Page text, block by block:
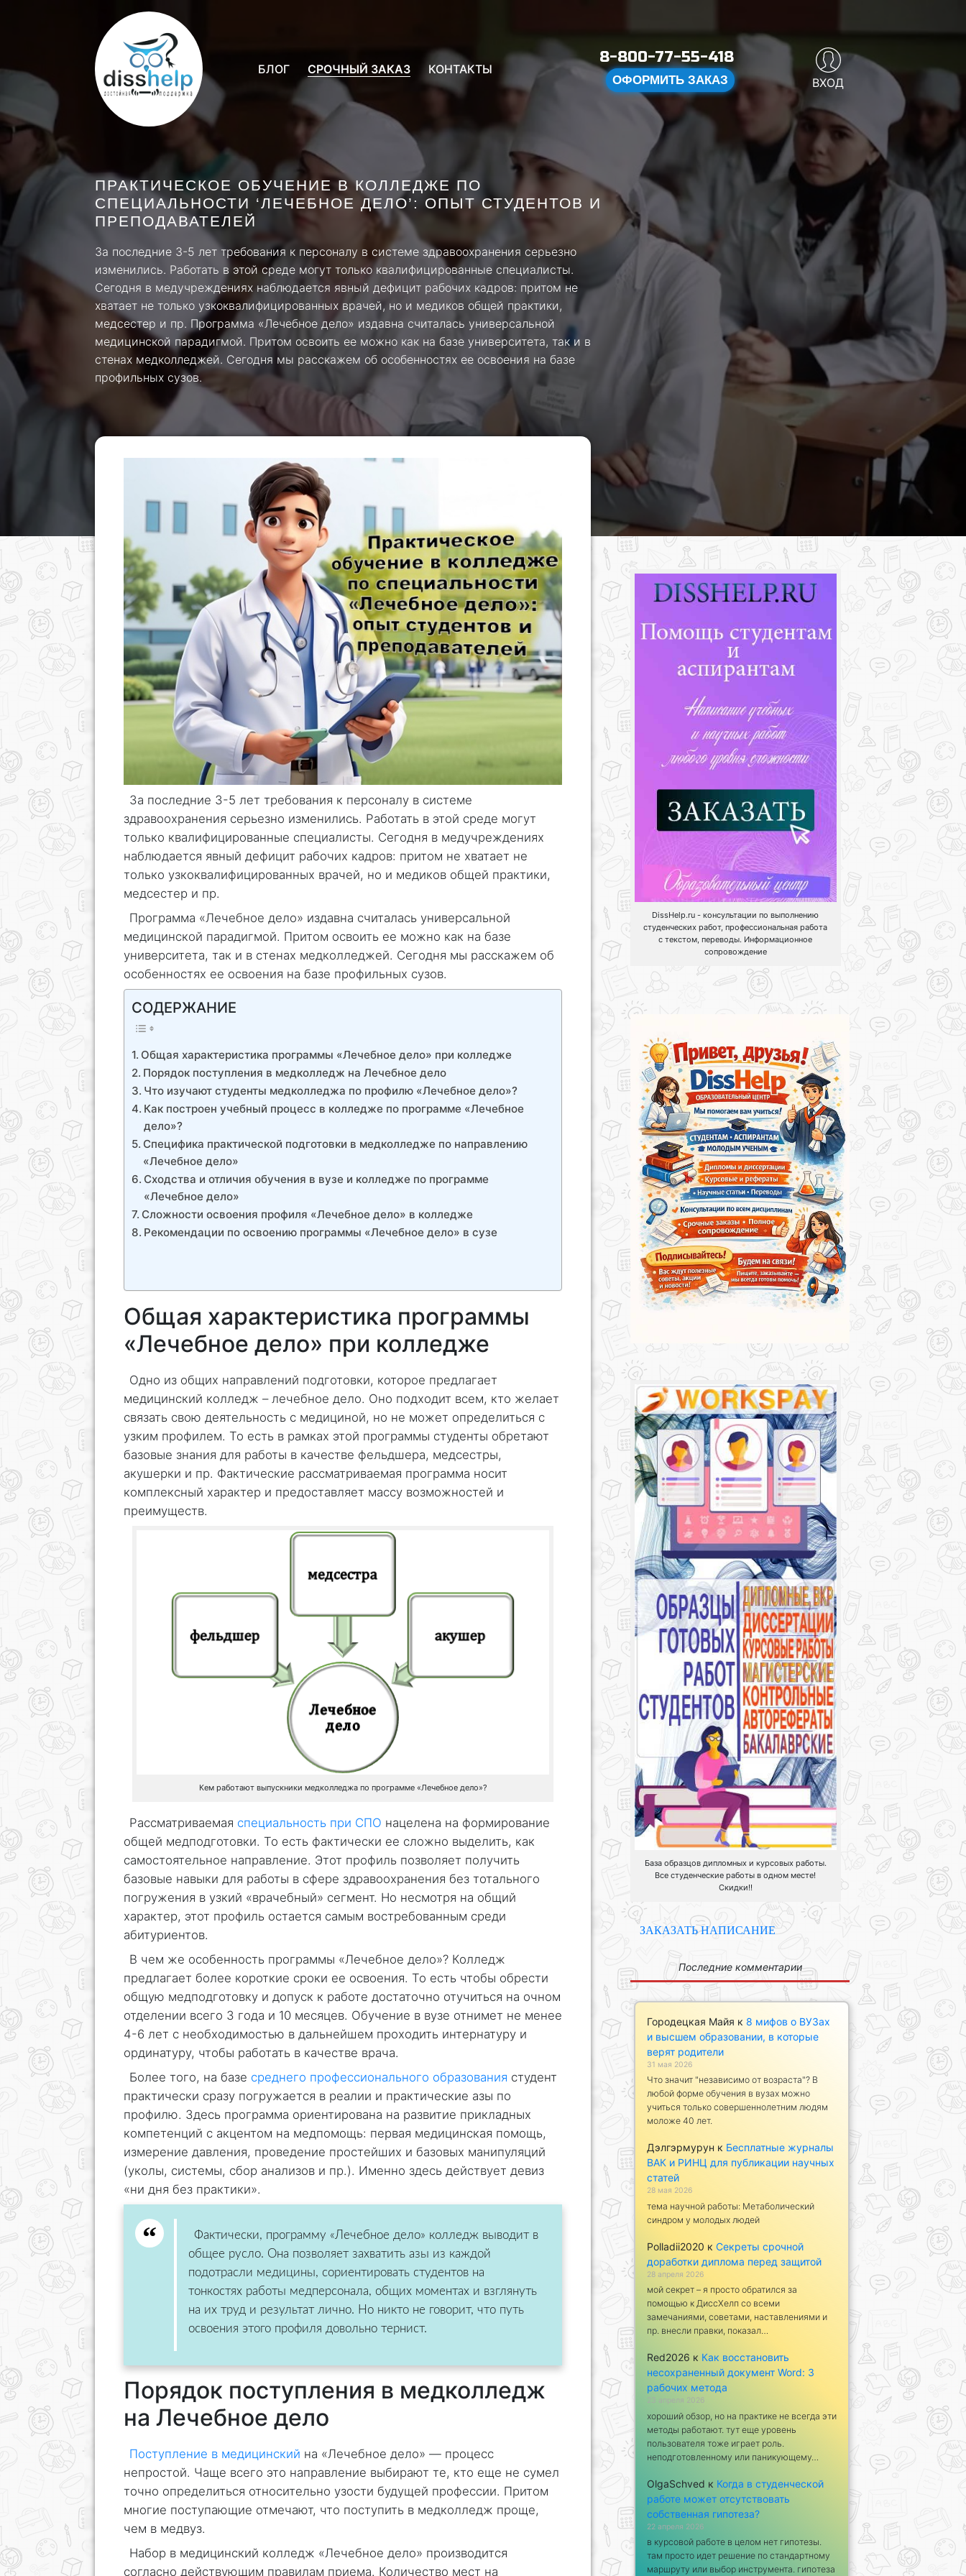
БЛОГ СРОЧНЫЙ ЗАКАЗ КОНТАКТЫ
8-800-77-55-418
ОФОРМИТЬ ЗАКАЗ ВХОД
ПРАКТИЧЕСКОЕ ОБУЧЕНИЕ В КОЛЛЕДЖЕ ПО
СПЕЦИАЛЬНОСТИ ‘ЛЕЧЕБНОЕ ДЕЛО’: ОПЫТ СТУДЕНТОВ И
ПРЕПОДАВАТЕЛЕЙ
За последние 3-5 лет требования к персоналу в системе здравоохранения серьезно
изменились. Работать в этой среде могут только квалифицированные специалисты.
Сегодня в медучреждениях наблюдается явный дефицит рабочих кадров: притом не
хватает не только узкоквалифицированных врачей, но и медиков общей практики,
медсестер и пр. Программа «Лечебное дело» издавна считалась универсальной
медицинской парадигмой. Притом освоить ее можно как на базе университета, так и в
стенах медколледжей. Сегодня мы расскажем об особенностях ее освоения на базе
профильных сузов.
За последние 3-5 лет требования к персоналу в системе
здравоохранения серьезно изменились. Работать в этой среде могут
только квалифицированные специалисты. Сегодня в медучреждениях
наблюдается явный дефицит рабочих кадров: притом не хватает не
только узкоквалифицированных врачей, но и медиков общей практики,
медсестер и пр.
Программа «Лечебное дело» издавна считалась универсальной
медицинской парадигмой. Притом освоить ее можно как на базе
университета, так и в стенах медколледжей. Сегодня мы расскажем об
особенностях ее освоения на базе профильных сузов.
СОДЕРЖАНИЕ
Общая характеристика программы «Лечебное дело» при колледже
Порядок поступления в медколледж на Лечебное дело
Что изучают студенты медколледжа по профилю «Лечебное дело»?
Как построен учебный процесс в колледже по программе «Лечебное
дело»?
Специфика практической подготовки в медколледже по направлению
«Лечебное дело»
Сходства и отличия обучения в вузе и колледже по программе
«Лечебное дело»
Сложности освоения профиля «Лечебное дело» в колледже
Рекомендации по освоению программы «Лечебное дело» в сузе
Общая характеристика программы
«Лечебное дело» при колледже
Одно из общих направлений подготовки, которое предлагает
медицинский колледж – лечебное дело. Оно подходит всем, кто желает
связать свою деятельность с медициной, но не может определиться с
узким профилем. То есть в рамках этой программы студенты обретают
базовые знания для работы в качестве фельдшера, медсестры,
акушерки и пр. Фактические рассматриваемая программа носит
комплексный характер и предоставляет массу возможностей и
преимуществ.
Кем работают выпускники медколледжа по программе «Лечебное дело»?
Рассматриваемая специальность при СПО нацелена на формирование
общей медподготовки. То есть фактически ее сложно выделить, как
самостоятельное направление. Этот профиль позволяет получить
базовые навыки для работы в сфере здравоохранения без тотального
погружения в узкий «врачебный» сегмент. Но несмотря на общий
характер, этот профиль остается самым востребованным среди
абитуриентов.
В чем же особенность программы «Лечебное дело»? Колледж
предлагает более короткие сроки ее освоения. То есть чтобы обрести
общую медподготовку и допуск к работе достаточно отучиться на очном
отделении всего 3 года и 10 месяцев. Обучение в вузе отнимет не менее
4-6 лет с необходимостью в дальнейшем проходить интернатуру и
ординатуру, чтобы работать в качестве врача.
Более того, на базе среднего профессионального образования студент
практически сразу погружается в реалии и практические азы по
профилю. Здесь программа ориентирована на развитие прикладных
компетенций с акцентом на медпомощь: первая медицинская помощь,
измерение давления, проведение простейших и базовых манипуляций
(уколы, системы, сбор анализов и пр.). Именно здесь действует девиз
«ни дня без практики».
Фактически, программу «Лечебное дело» колледж выводит в
общее русло. Она позволяет захватить азы из каждой
подотрасли медицины, сориентировать студентов на
тонкостях работы медперсонала, общих моментах и взглянуть
на их труд и результат лично. Но никто не говорит, что путь
освоения этого профиля довольно тернист.
Порядок поступления в медколледж
на Лечебное дело
Поступление в медицинский на «Лечебное дело» — процесс
непростой. Чаще всего это направление выбирают те, кто еще не сумел
точно определиться относительно узости будущей профессии. Притом
многие поступающие отмечают, что поступить в медколледж проще,
чем в медвуз.
Набор в медицинский колледж «Лечебное дело» производится
согласно действующим правилам приема. Количество мест на
DissHelp.ru - консультации по выполнению
студенческих работ, профессиональная работа
с текстом, переводы. Информационное
сопровождение
База образцов дипломных и курсовых работы.
Все студенческие работы в одном месте!
Скидки!!
ЗАКАЗАТЬ НАПИСАНИЕ
Последние комментарии
Городецкая Майя к 8 мифов о ВУЗах
и высшем образовании, в которые
верят родители
31 мая 2026
Что значит "независимо от возраста"? В
любой форме обучения в вузах можно
учиться только совершеннолетним людям
моложе 40 лет.
Дэлгэрмурун к Бесплатные журналы
ВАК и РИНЦ для публикации научных
статей
28 мая 2026
тема научной работы: Метаболический
синдром у молодых людей
Polladii2020 к Секреты срочной
доработки диплома перед защитой
28 апреля 2026
мой секрет – я просто обратился за
помощью к ДиссХелп со всеми
замечаниями, советами, наставлениями и
пр. внесли правки, показал…
Red2026 к Как восстановить
несохраненный документ Word: 3
рабочих метода
23 апреля 2026
хороший обзор, но на практике не всегда эти
методы работают. тут еще уровень
пользователя тоже играет роль.
неподготовленному или паникующему…
OlgaSchved к Когда в студенческой
работе может отсутствовать
собственная гипотеза?
22 апреля 2026
в курсовой работе в целом нет гипотезы.
там просто идет решение по стандартному
маршруту или выбор инструмента. гипотеза